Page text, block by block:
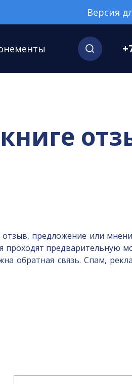
Версия
предложение или
проходят предварительную
обратная связь. Спам,